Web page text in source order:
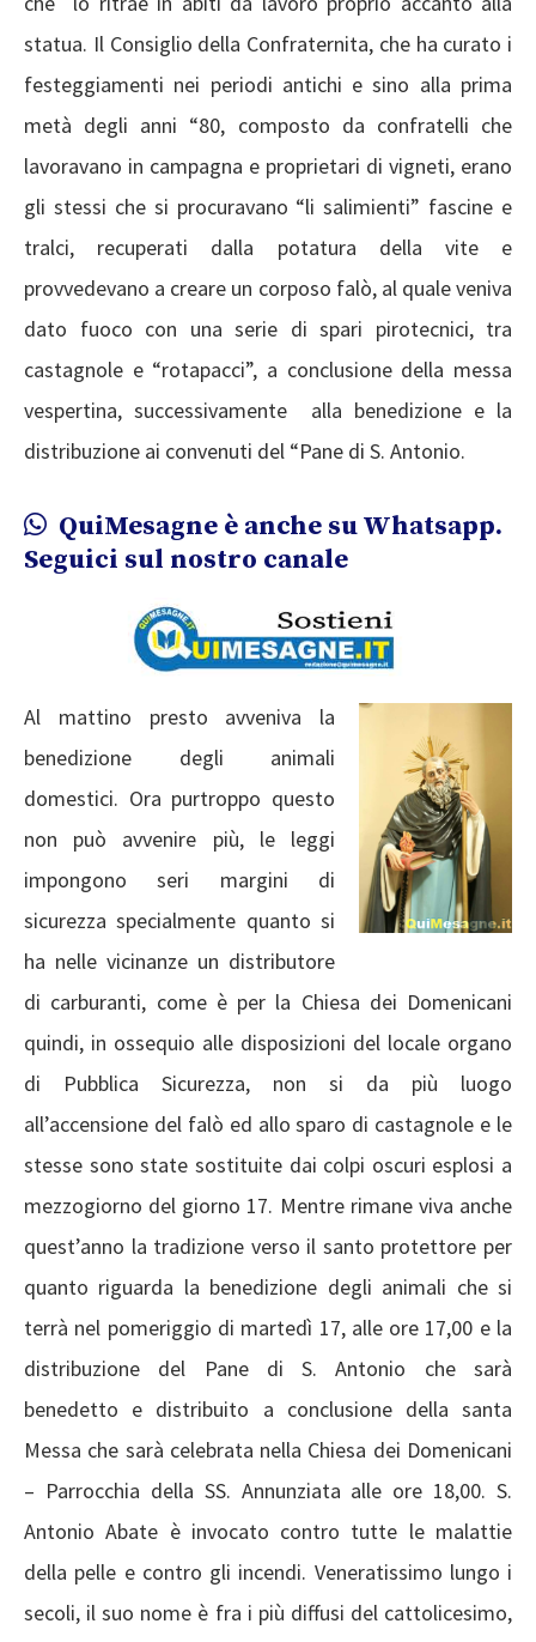
statua. Il Consiglio della Confraternita, che ha curato i
festeggiamenti nei periodi antichi e sino alla prima
metà degli anni “80, composto da confratelli che
lavoravano in campagna e proprietari di vigneti, erano
gli stessi che si procuravano “li salimienti” fascine e
tralci, recuperati dalla potatura della vite e
provvedevano a creare un corposo falò, al quale veniva
dato fuoco con una serie di spari pirotecnici, tra
castagnole e “rotapacci”, a conclusione della messa
vespertina, successivamente alla benedizione e la
distribuzione ai convenuti del “Pane di S. Antonio.
QuiMesagne è anche su Whatsapp.
Seguici sul nostro canale
Al mattino presto avveniva la
benedizione degli animali
domestici. Ora purtroppo questo
non può avvenire più, le leggi
impongono seri margini di
sicurezza specialmente quanto si
ha nelle vicinanze un distributore
di carburanti, come è per la Chiesa dei Domenicani
quindi, in ossequio alle disposizioni del locale organo
di Pubblica Sicurezza, non si da più luogo
all’accensione del falò ed allo sparo di castagnole e le
stesse sono state sostituite dai colpi oscuri esplosi a
mezzogiorno del giorno 17. Mentre rimane viva anche
quest’anno la tradizione verso il santo protettore per
quanto riguarda la benedizione degli animali che si
terrà nel pomeriggio di martedì 17, alle ore 17,00 e la
distribuzione del Pane di S. Antonio che sarà
benedetto e distribuito a conclusione della santa
Messa che sarà celebrata nella Chiesa dei Domenicani
– Parrocchia della SS. Annunziata alle ore 18,00. S.
Antonio Abate è invocato contro tutte le malattie
della pelle e contro gli incendi. Veneratissimo lungo i
secoli, il suo nome è fra i più diffusi del cattolicesimo,